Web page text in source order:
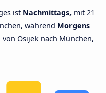
ist Nachmittags, mit 21
während Morgens
Osijek nach München,